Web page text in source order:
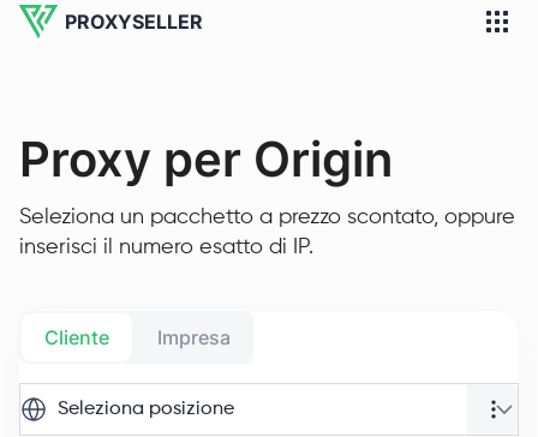
PROXYSELLER
Proxy per Origin
Seleziona un pacchetto a prezzo scontato, oppure
inserisci il numero esatto di IP.
Cliente Impresa
Seleziona posizione